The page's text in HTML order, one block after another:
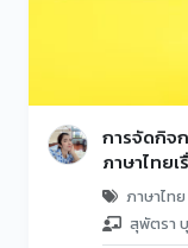
การจัดกิจ
ภาษาไทย
ภาษาไท
สุพัตรา